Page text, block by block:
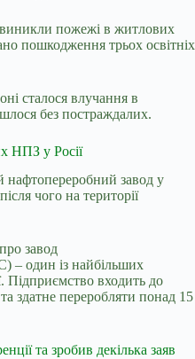
пожежі в житлових
пошкодження трьох освітніх
сталося влучання в
без постраждалих.
НПЗ у Росії
нафтопереробний завод у
чого на території
завод
– один із найбільших
Підприємство входить до
здатне переробляти понад 15
та зробив декілька заяв